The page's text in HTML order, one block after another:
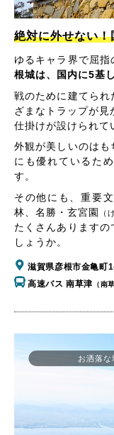
絶対に外せない！
ゆるキャラ界で屈指
根城は、国内に5基
戦のために建てられ
ざまなトラップが
仕掛けが設けられて
外観が美しいのは
にも優れているた
す。
その他にも、重要
林、名勝・玄宮園
（
たくさんあります
しょうか。
滋賀県彦根市金亀町
高速バス 南草津 （南
お洒落な